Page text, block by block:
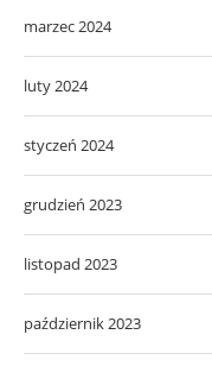
marzec 2024
luty 2024
styczeń 2024
grudzień 2023
listopad 2023
październik 2023